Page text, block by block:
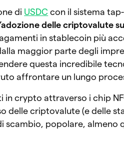
di USDC con il sistema
delle criptovalute
in stablecoin più
maggior parte degli
questa incredibile
affrontare un lungo
in crypto attraverso i chip
delle criptovalute (e delle
scambio, popolare, almeno